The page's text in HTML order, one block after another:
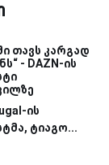
თავს კარგად
- DAZN-ის
ის
ტიაგო...